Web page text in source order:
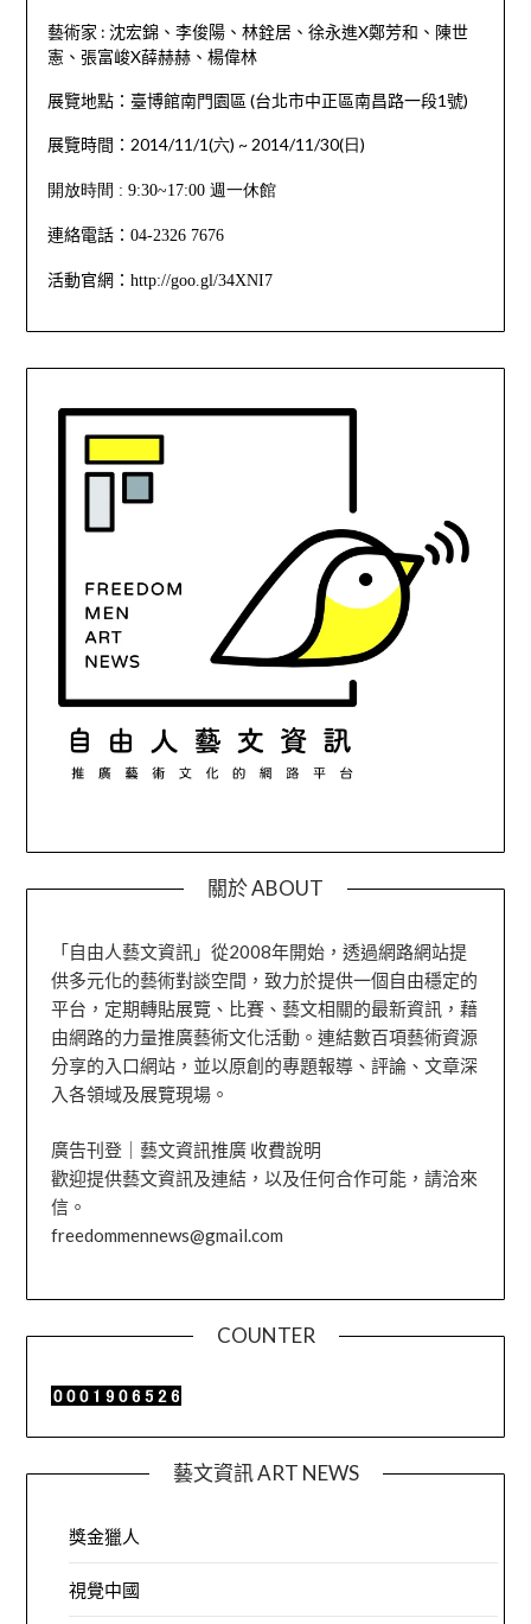
藝術家 : 沈宏錦、李俊陽、林銓居、徐永進X鄭芳和、陳世
憲、張富峻X薛赫赫、楊偉林
展覽地點：臺博館南門園區 (台北市中正區南昌路一段1號)
展覽時間： 2014/11/1(六) ~ 2014/11/30(日)
開放時間 : 9:30~17:00 週一休館
連絡電話： 04-2326 7676
活動官網： http://goo.gl/34XNI7
關於 ABOUT
「自由人藝文資訊」從2008年開始，透過網路網站提
供多元化的藝術對談空間，致力於提供一個自由穩定的
平台，定期轉貼展覽、比賽、藝文相關的最新資訊，藉
由網路的力量推廣藝術文化活動。連結數百項藝術資源
分享的入口網站，並以原創的專題報導、評論、文章深
入各領域及展覽現場。
廣告刊登｜藝文資訊推廣 收費說明
歡迎提供藝文資訊及連結，以及任何合作可能，請洽來
信。
freedommennews@gmail.com
COUNTER
藝文資訊 ART NEWS
獎金獵人
視覺中國